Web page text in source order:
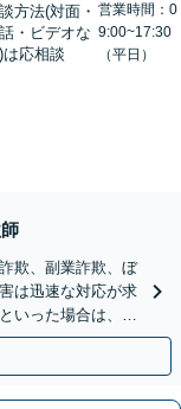
方法(対面・
・ビデオな
は応相談
営業時間：0
9:00~17:30
（平日）
欺、副業詐欺、ぼ
は迅速な対応が求
いった場合は、お
可】